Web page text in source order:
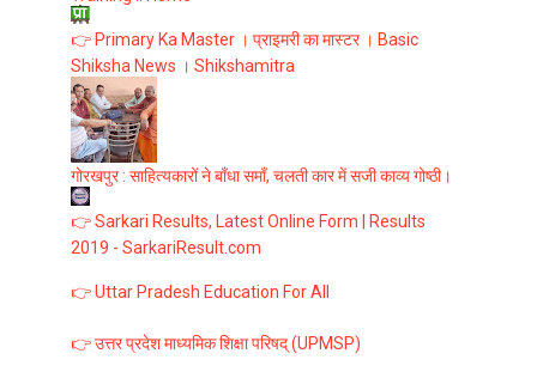
👉 Primary Ka Master । प्राइमरी का मास्टर । Basic
Shiksha News । Shikshamitra
गोरखपुर : साहित्यकारों ने बाँधा समाँ, चलती कार में सजी काव्य गोष्ठी।
👉 Sarkari Results, Latest Online Form | Results
2019 - SarkariResult.com
👉 Uttar Pradesh Education For All
👉 उत्तर प्रदेश माध्यमिक शिक्षा परिषद् (UPMSP)